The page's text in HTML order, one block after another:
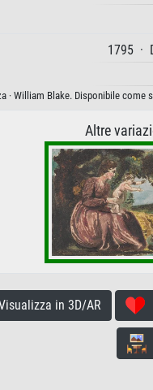
1795 ·
· William Blake. Disponibile
Altre
in 3D/AR